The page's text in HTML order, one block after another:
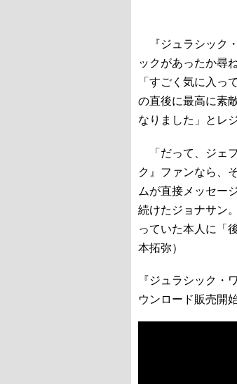
『ジュラシック
ックがあったか尋
「すごく気に入
の直後に最高に素
なりました」とレ
「だって、ジェ
ク』ファンなら、
ムが直接メッセー
続けたジョナサン
っていた本人に「
本拓弥）
『ジュラシック
ウンロード販売開